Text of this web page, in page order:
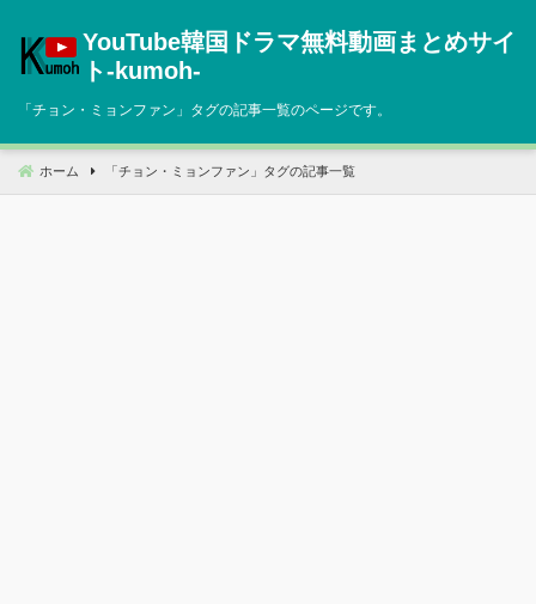
へ
動
YouTube韓国ドラマ無料動画まとめサイ
ト‐kumoh‐
「チョン・ミョンファン 」タグの記事一覧のページです。
ホーム 「 チョン・ミョンファン 」タグの記事一覧